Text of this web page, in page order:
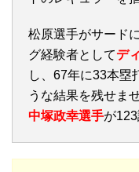
松原選手がサード
グ経験者としてデ
し、67年に33本塁
うな結果を残せま
中塚政幸選手が